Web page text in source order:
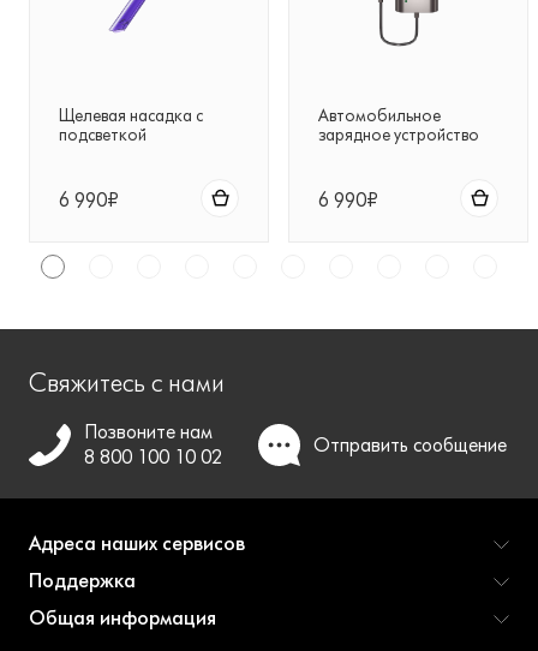
Щелевая насадка с
подсветкой
6 990₽
Автомобильное
зарядное устройство
6 990₽
Свяжитесь с нами
Позвоните нам
8 800 100 10 02
Отправить сообщение
Адреса наших сервисов
Поддержка
Общая информация